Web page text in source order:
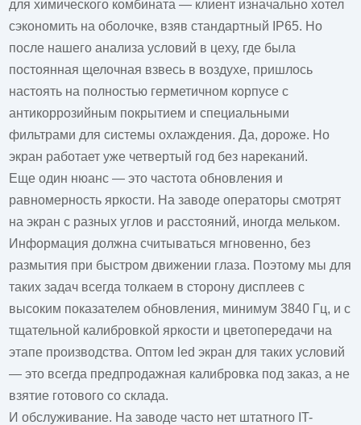
для химического комбината — клиент изначально хотел
сэкономить на оболочке, взяв стандартный IP65. Но
после нашего анализа условий в цеху, где была
постоянная щелочная взвесь в воздухе, пришлось
настоять на полностью герметичном корпусе с
антикоррозийным покрытием и специальными
фильтрами для системы охлаждения. Да, дороже. Но
экран работает уже четвертый год без нареканий.
Еще один нюанс — это частота обновления и
равномерность яркости. На заводе операторы смотрят
на экран с разных углов и расстояний, иногда мельком.
Информация должна считываться мгновенно, без
размытия при быстром движении глаза. Поэтому мы для
таких задач всегда толкаем в сторону дисплеев с
высоким показателем обновления, минимум 3840 Гц, и с
тщательной калибровкой яркости и цветопередачи на
этапе производства.Оптом led экран для таких условий
— это всегда предпродажная калибровка под заказ, а не
взятие готового со склада.
И обслуживание. На заводе часто нет штатного IT-